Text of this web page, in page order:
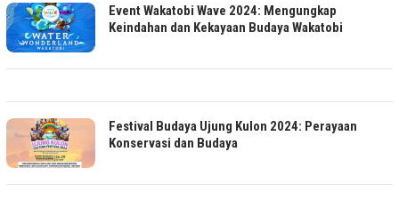
Event Wakatobi Wave 2024: Mengungkap
Keindahan dan Kekayaan Budaya Wakatobi
Festival Budaya Ujung Kulon 2024: Perayaan
Konservasi dan Budaya